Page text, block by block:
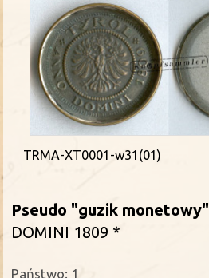
TRMA-XT0001-w31(01)
Pseudo "guzik monetowy"
DOMINI 1809 *
Państwo: 1